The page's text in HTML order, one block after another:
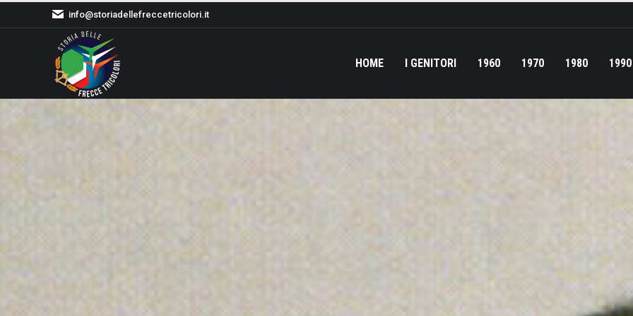
info@storiadellefreccetricolori.it
HOME I GENITORI 1960 1970 1980 1990